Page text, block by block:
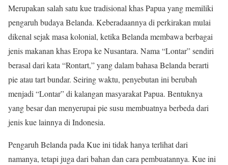
Merupakan salah satu kue tradisional khas Papua yang memiliki
pengaruh budaya Belanda. Keberadaannya di perkirakan mulai
dikenal sejak masa kolonial, ketika Belanda membawa berbagai
jenis makanan khas Eropa ke Nusantara. Nama “Lontar” sendiri
berasal dari kata “Rontart,” yang dalam bahasa Belanda berarti
pie atau tart bundar. Seiring waktu, penyebutan ini berubah
menjadi “Lontar” di kalangan masyarakat Papua. Bentuknya
yang besar dan menyerupai pie susu membuatnya berbeda dari
jenis kue lainnya di Indonesia.
Pengaruh Belanda pada Kue ini tidak hanya terlihat dari
namanya, tetapi juga dari bahan dan cara pembuatannya. Kue ini